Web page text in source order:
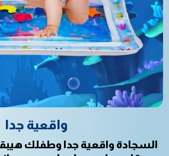
واقعية جدا
السجادة واقعية جدا وطفلك